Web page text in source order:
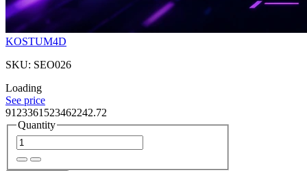
KOSTUM4D
SKU: SEO026
Loading
See price
9123361523462242.72
Quantity